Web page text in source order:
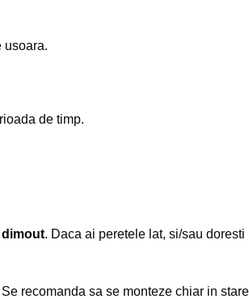
usoara.
de timp.
. Daca ai peretele lat, si/sau
recomanda sa se monteze chiar in